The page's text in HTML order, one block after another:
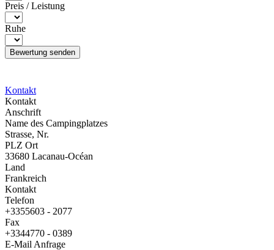
Preis / Leistung
Ruhe
Kontakt
Kontakt
Anschrift
Name des Campingplatzes
Strasse, Nr.
PLZ Ort
33680 Lacanau-Océan
Land
Frankreich
Kontakt
Telefon
+3355603 - 2077
Fax
+3344770 - 0389
E-Mail Anfrage